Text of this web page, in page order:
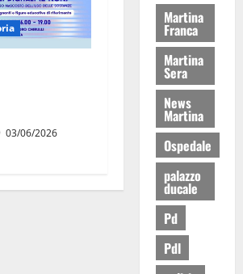
03/06/2026
Martina
Franca
Martina
Sera
News
Martina
Ospedale
palazzo
ducale
Pd
Pdl